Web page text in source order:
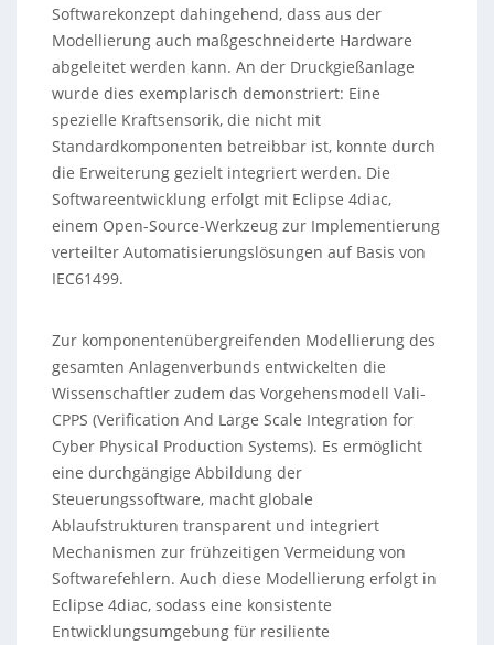
Softwarekonzept dahingehend, dass aus der
Modellierung auch maßgeschneiderte Hardware
abgeleitet werden kann. An der Druckgießanlage
wurde dies exemplarisch demonstriert: Eine
spezielle Kraftsensorik, die nicht mit
Standardkomponenten betreibbar ist, konnte durch
die Erweiterung gezielt integriert werden. Die
Softwareentwicklung erfolgt mit Eclipse 4diac,
einem Open-Source-Werkzeug zur Implementierung
verteilter Automatisierungslösungen auf Basis von
IEC61499.
Zur komponentenübergreifenden Modellierung des
gesamten Anlagenverbunds entwickelten die
Wissenschaftler zudem das Vorgehensmodell Vali-
CPPS (Verification And Large Scale Integration for
Cyber Physical Production Systems). Es ermöglicht
eine durchgängige Abbildung der
Steuerungssoftware, macht globale
Ablaufstrukturen transparent und integriert
Mechanismen zur frühzeitigen Vermeidung von
Softwarefehlern. Auch diese Modellierung erfolgt in
Eclipse 4diac, sodass eine konsistente
Entwicklungsumgebung für resiliente